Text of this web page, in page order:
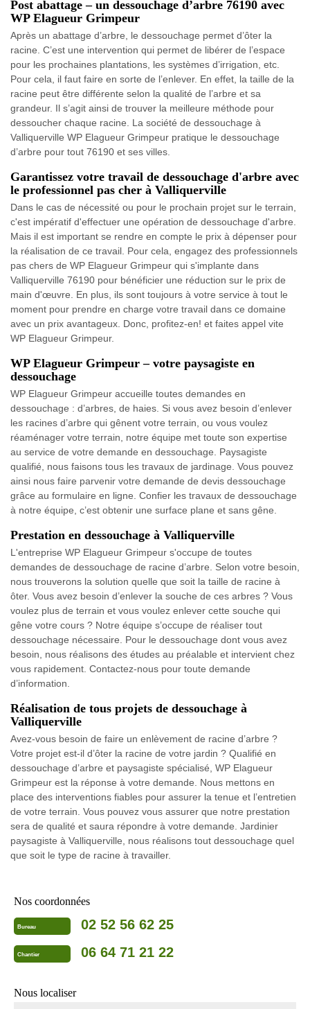
Post abattage – un dessouchage d’arbre 76190 avec
WP Elagueur Grimpeur
Après un abattage d’arbre, le dessouchage permet d’ôter la
racine. C’est une intervention qui permet de libérer de l’espace
pour les prochaines plantations, les systèmes d’irrigation, etc.
Pour cela, il faut faire en sorte de l’enlever. En effet, la taille de la
racine peut être différente selon la qualité de l’arbre et sa
grandeur. Il s’agit ainsi de trouver la meilleure méthode pour
dessoucher chaque racine. La société de dessouchage à
Valliquerville WP Elagueur Grimpeur pratique le dessouchage
d’arbre pour tout 76190 et ses villes.
Garantissez votre travail de dessouchage d'arbre avec
le professionnel pas cher à Valliquerville
Dans le cas de nécessité ou pour le prochain projet sur le terrain,
c'est impératif d'effectuer une opération de dessouchage d'arbre.
Mais il est important se rendre en compte le prix à dépenser pour
la réalisation de ce travail. Pour cela, engagez des professionnels
pas chers de WP Elagueur Grimpeur qui s'implante dans
Valliquerville 76190 pour bénéficier une réduction sur le prix de
main d'œuvre. En plus, ils sont toujours à votre service à tout le
moment pour prendre en charge votre travail dans ce domaine
avec un prix avantageux. Donc, profitez-en! et faites appel vite
WP Elagueur Grimpeur.
WP Elagueur Grimpeur – votre paysagiste en
dessouchage
WP Elagueur Grimpeur accueille toutes demandes en
dessouchage : d’arbres, de haies. Si vous avez besoin d’enlever
les racines d’arbre qui gênent votre terrain, ou vous voulez
réaménager votre terrain, notre équipe met toute son expertise
au service de votre demande en dessouchage. Paysagiste
qualifié, nous faisons tous les travaux de jardinage. Vous pouvez
ainsi nous faire parvenir votre demande de devis dessouchage
grâce au formulaire en ligne. Confier les travaux de dessouchage
à notre équipe, c’est obtenir une surface plane et sans gêne.
Prestation en dessouchage à Valliquerville
L'entreprise WP Elagueur Grimpeur s'occupe de toutes
demandes de dessouchage de racine d’arbre. Selon votre besoin,
nous trouverons la solution quelle que soit la taille de racine à
ôter. Vous avez besoin d’enlever la souche de ces arbres ? Vous
voulez plus de terrain et vous voulez enlever cette souche qui
gêne votre cours ? Notre équipe s’occupe de réaliser tout
dessouchage nécessaire. Pour le dessouchage dont vous avez
besoin, nous réalisons des études au préalable et intervient chez
vous rapidement. Contactez-nous pour toute demande
d’information.
Réalisation de tous projets de dessouchage à
Valliquerville
Avez-vous besoin de faire un enlèvement de racine d’arbre ?
Votre projet est-il d’ôter la racine de votre jardin ? Qualifié en
dessouchage d’arbre et paysagiste spécialisé, WP Elagueur
Grimpeur est la réponse à votre demande. Nous mettons en
place des interventions fiables pour assurer la tenue et l’entretien
de votre terrain. Vous pouvez vous assurer que notre prestation
sera de qualité et saura répondre à votre demande. Jardinier
paysagiste à Valliquerville, nous réalisons tout dessouchage quel
que soit le type de racine à travailler.
Nos coordonnées
Bureau 02 52 56 62 25
Chantier 06 64 71 21 22
Nous localiser